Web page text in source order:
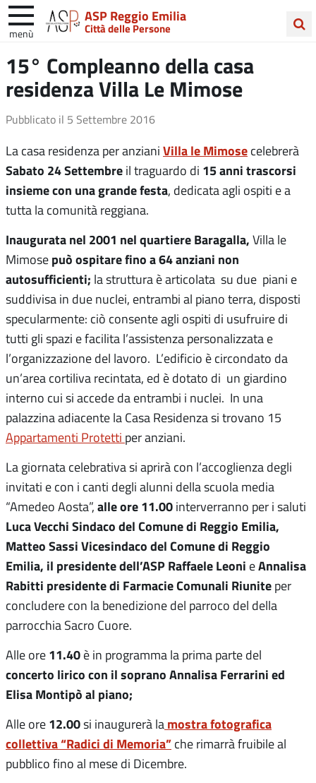
ASP Reggio Emilia
Città delle Persone
menù
nel
sito
15° Compleanno della casa
residenza Villa Le Mimose
Pubblicato il 5 Settembre 2016
La casa residenza per anziani Villa le Mimose celebrerà
Sabato 24 Settembre il traguardo di 15 anni trascorsi
insiemecon una grande festa, dedicata agli ospiti e a
tutta la comunità reggiana.
Inaugurata nel 2001 nel quartiere Baragalla, Villa le
Mimose può ospitare fino a 64 anziani non
autosufficienti; la struttura è articolata su due piani e
suddivisa in due nuclei, entrambi al piano terra, disposti
specularmente: ciò consente agli ospiti di usufruire di
tutti gli spazi e facilita l’assistenza personalizzata e
l’organizzazione del lavoro. L’edificio è circondato da
un’area cortiliva recintata, ed è dotato di un giardino
interno cui si accede da entrambi i nuclei. In una
palazzina adiacente la Casa Residenza si trovano 15
Appartamenti Protetti per anziani.
La giornata celebrativa si aprirà con l’accoglienza degli
invitati e con i canti degli alunni della scuola media
“Amedeo Aosta”, alle ore 11.00 interverranno per i saluti
Luca Vecchi Sindaco del Comune di Reggio Emilia,
Matteo SassiVicesindaco del Comune di Reggio
Emilia, il presidente dell’ASP Raffaele Leoni eAnnalisa
Rabitti presidente di Farmacie Comunali Riunite per
concludere con la benedizione del parroco del della
parrocchia Sacro Cuore.
Alle ore 11.40 è in programma la prima parte del
concerto lirico con il soprano Annalisa Ferrarini ed
Elisa Montipò al piano;
Alle ore 12.00si inaugurerà la mostra fotografica
collettiva “Radici di Memoria” che rimarrà fruibile al
pubblico fino al mese di Dicembre.